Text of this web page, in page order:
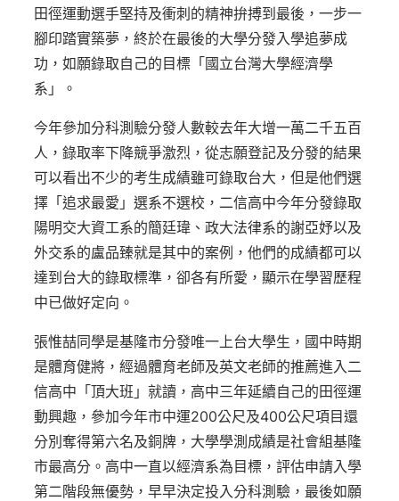
田徑運動選手堅持及衝刺的精神拚搏到最後，一步一
腳印踏實築夢，終於在最後的大學分發入學追夢成
功，如願錄取自己的目標「國立台灣大學經濟學
系」。
今年參加分科測驗分發人數較去年大增一萬二千五百
人，錄取率下降競爭激烈，從志願登記及分發的結果
可以看出不少的考生成績雖可錄取台大，但是他們選
擇「追求最愛」選系不選校，二信高中今年分發錄取
陽明交大資工系的簡廷瑋、政大法律系的謝亞妤以及
外交系的盧品臻就是其中的案例，他們的成績都可以
達到台大的錄取標準，卻各有所愛，顯示在學習歷程
中已做好定向。
張惟喆同學是基隆市分發唯一上台大學生，國中時期
是體育健將，經過體育老師及英文老師的推薦進入二
信高中「頂大班」就讀，高中三年延續自己的田徑運
動興趣，參加今年市中運200公尺及400公尺項目還
分別奪得第六名及銅牌，大學學測成績是社會組基隆
市最高分。高中一直以經濟系為目標，評估申請入學
第二階段無優勢，早早決定投入分科測驗，最後如願